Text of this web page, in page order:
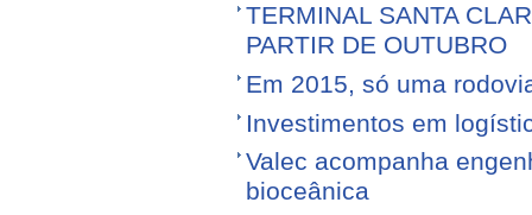
TERMINAL SANTA
PARTIR DE OUTUBRO
Em 2015, só uma
Investimentos em
Valec acompanha
bioceânica